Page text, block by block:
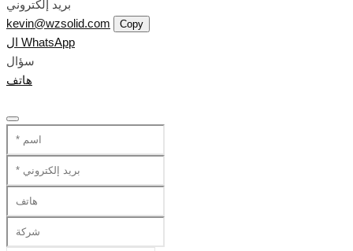
بريد إلكتروني
kevin@wzsolid.com
Copy
ال WhatsApp
سؤال
هاتف